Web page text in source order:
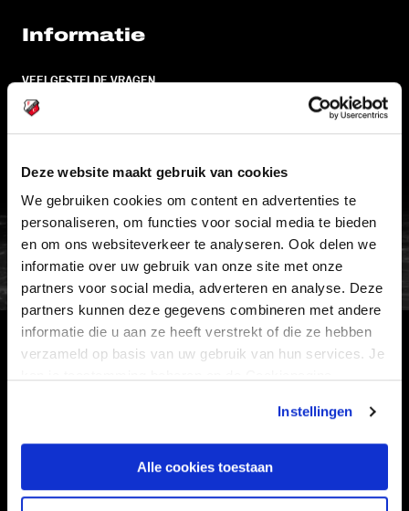
Deze website maakt gebruik van cookies
We gebruiken cookies om content en advertenties te
personaliseren, om functies voor social media te bieden
en om ons websiteverkeer te analyseren. Ook delen we
informatie over uw gebruik van onze site met onze
partners voor social media, adverteren en analyse. Deze
partners kunnen deze gegevens combineren met andere
informatie die u aan ze heeft verstrekt of die ze hebben
verzameld op basis van uw gebruik van hun services. Je
Instellingen
Alle cookies toestaan
Informatie
VEELGESTELDE VRAGEN
CONTACT
WERKEN BIJ
VERTROUWENSPERSOON
FC Utrecht<br>vanuit<br>het
HOOFDSPONSOR